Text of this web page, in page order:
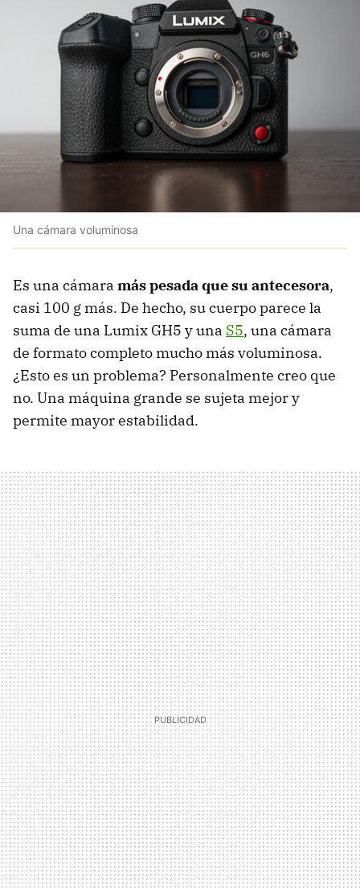
Una cámara voluminosa
Es una cámara más pesada que su antecesora,
casi 100 g más. De hecho, su cuerpo parece la
suma de una Lumix GH5 y una S5, una cámara
de formato completo mucho más voluminosa.
¿Esto es un problema? Personalmente creo que
no. Una máquina grande se sujeta mejor y
permite mayor estabilidad.